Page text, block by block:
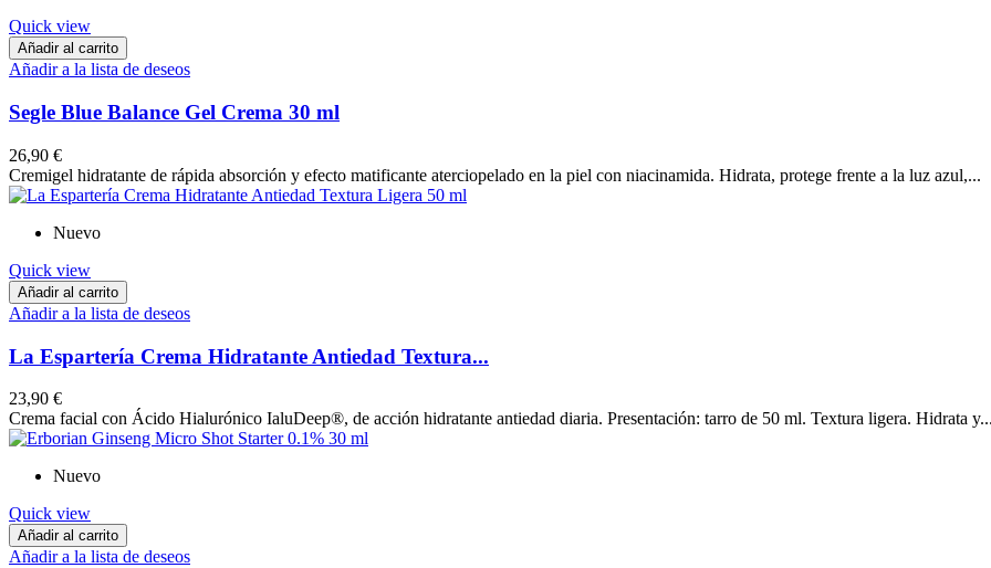
Quick view
Añadir al carrito
Añadir a la lista de deseos
Segle Blue Balance Gel Crema 30 ml
26,90 €
Cremigel hidratante de rápida absorción y efecto matificante aterciopelado en la piel con niacinamida. Hidrata, protege frente a la luz azul,...
Nuevo
Quick view
Añadir al carrito
Añadir a la lista de deseos
La Espartería Crema Hidratante Antiedad Textura...
23,90 €
Crema facial con Ácido Hialurónico IaluDeep®, de acción hidratante antiedad diaria. Presentación: tarro de 50 ml. Textura ligera. Hidrata y...
Nuevo
Quick view
Añadir al carrito
Añadir a la lista de deseos